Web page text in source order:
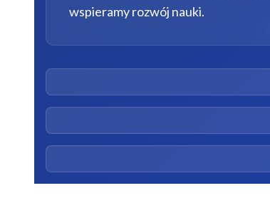
wspieramy rozwój nauki.